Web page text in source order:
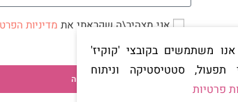
אני מצהיר\ה שקראתי את מדיניות
ואני מאשר\ת את תוכנה
שליחה
משתמשים בקובצי 'קוקיז'
תפעול, סטטיסטיקה וניתוח
פרטיות